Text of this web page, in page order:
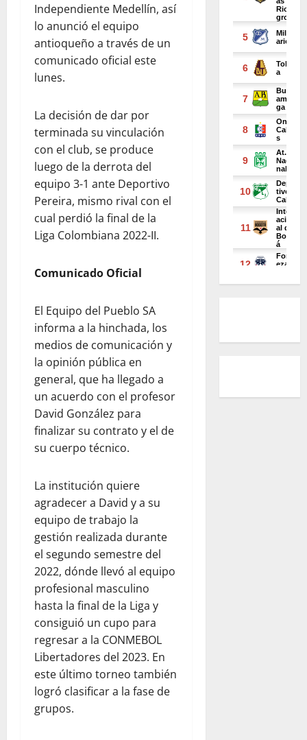
Independiente Medellín, así
lo anunció el equipo
antioqueño a través de un
comunicado oficial este
lunes.
La decisión de dar por
terminada su vinculación
con el club, se produce
luego de la derrota del
equipo 3-1 ante Deportivo
Pereira, mismo rival con el
cual perdió la final de la
Liga Colombiana 2022-II.
Comunicado Oficial
El Equipo del Pueblo SA
informa a la hinchada, los
medios de comunicación y
la opinión pública en
general, que ha llegado a
un acuerdo con el profesor
David González para
finalizar su contrato y el de
su cuerpo técnico.
La institución quiere
agradecer a David y a su
equipo de trabajo la
gestión realizada durante
el segundo semestre del
2022, dónde llevó al equipo
profesional masculino
hasta la final de la Liga y
consiguió un cupo para
regresar a la CONMEBOL
Libertadores del 2023. En
este último torneo también
logró clasificar a la fase de
grupos.